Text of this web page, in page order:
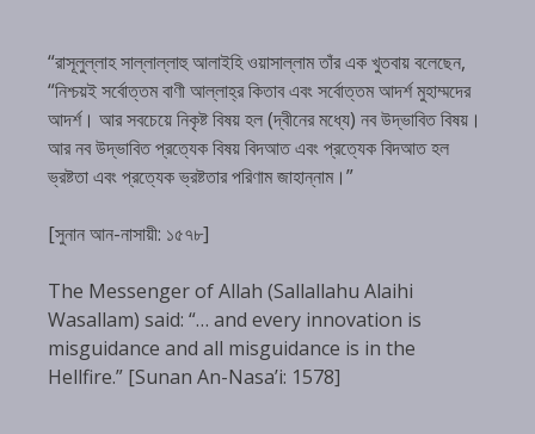
“রাসূলুল্লাহ সাল্লাল্লাহু আলাইহি ওয়াসাল্লাম তাঁর এক খুতবায় বলেছেন,
“নিশ্চয়ই সর্বোত্তম বাণী আল্লাহ্‌র কিতাব এবং সর্বোত্তম আদর্শ মুহাম্মদের
আদর্শ। আর সবচেয়ে নিকৃষ্ট বিষয় হল (দ্বীনের মধ্যে) নব উদ্ভাবিত বিষয়।
আর নব উদ্ভাবিত প্রত্যেক বিষয় বিদআত এবং প্রত্যেক বিদআত হল
ভ্রষ্টতা এবং প্রত্যেক ভ্রষ্টতার পরিণাম জাহান্নাম।”
[সুনান আন-নাসায়ী: ১৫৭৮]
The Messenger of Allah (Sallallahu Alaihi
Wasallam) said: “… and every innovation is
misguidance and all misguidance is in the
Hellfire.” [Sunan An-Nasa’i: 1578]